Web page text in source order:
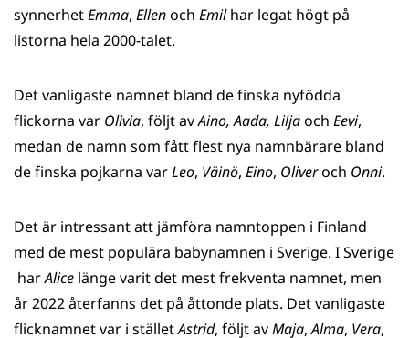
synnerhetEmma, Ellenoch Emilhar legat högt på
listorna hela 2000-talet.
Det vanligaste namnet bland de finska nyfödda
flickorna var Olivia, följt avAino, Aada, Liljaoch Eevi,
medan de namn som fått flest nya namnbärare bland
de finska pojkarna varLeo, Väinö, Eino, Oliveroch Onni.
Det är intressant att jämföra namntoppen i Finland
med de mest populära babynamnen i Sverige. I Sverige
harAlice länge varit det mest frekventa namnet, men
år 2022 återfanns det på åttonde plats. Det vanligaste
flicknamnet var i ställetAstrid, följt avMaja,Alma, Vera,